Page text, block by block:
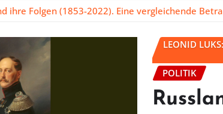
ihre Folgen (1853-2022). Eine vergleichende
LEONID
POLITIK